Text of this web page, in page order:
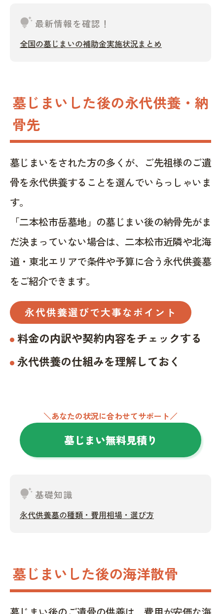
tips_and_updates 最新情報を確認！
全国の墓じまいの補助金実施状況まとめ
墓じまいした後の永代供養・納
骨先
墓じまいをされた方の多くが、ご先祖様のご遺
骨を永代供養することを選んでいらっしゃいま
す。
「二本松市岳墓地」の墓じまい後の納骨先がま
だ決まっていない場合は、二本松市近隣や北海
道・東北エリアで条件や予算に合う永代供養墓
をご紹介できます。
永代供養選びで大事なポイント
料金の内訳や契約内容をチェックする
永代供養の仕組みを理解しておく
＼あなたの状況に合わせてサポート／
墓じまい無料見積り
tips_and_updates基礎知識
永代供養墓の種類・費用相場・選び方
墓じまいした後の海洋散骨